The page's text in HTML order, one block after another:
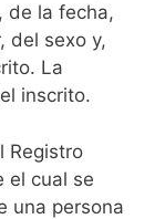
de la fecha,
del sexo y,
La
inscrito.
Registro
el cual se
una persona